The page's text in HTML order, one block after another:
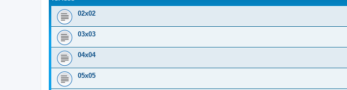
02x02
03x03
04x04
05x05